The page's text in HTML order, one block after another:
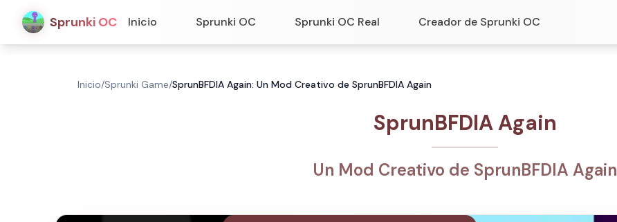
Sprunki OC Inicio Sprunki OC Sprunki OC Real Creador de Sprunki OC
Inicio/Sprunki Game/SprunBFDIA Again: Un Mod Creativo de SprunBFDIA Again
SprunBFDIA Again
Un Mod Creativo de SprunBFDIA Again